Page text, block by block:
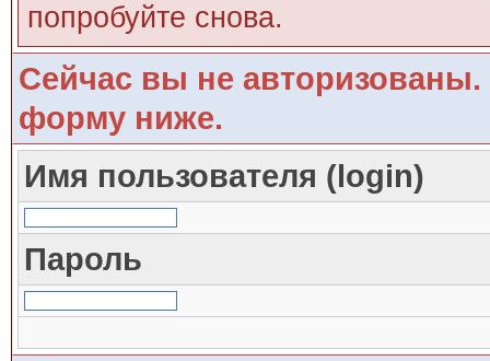
попробуйте снова.
Сейчас вы не авторизованы.
форму ниже.
Имя пользователя (login)
Пароль